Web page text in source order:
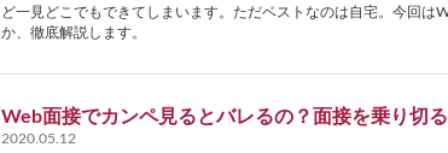
ど一見どこでもできてしまいます。ただベストなのは自宅。今回は
か、徹底解説します。
Web面接でカンペ見るとバレるの？面接を乗り切
2020.05.12